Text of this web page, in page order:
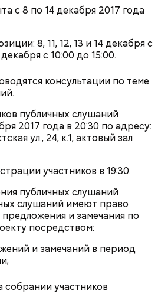
с 8 по 14 декабря 2017 года
8, 11, 12, 13 и 14 декабря с
декабря с 10:00 до 15:00.
консультации по теме
публичных слушаний
2017 года в 20:30 по адресу:
ул., 24, к.1, актовый зал
участников в 19:30.
публичных слушаний
слушаний имеют право
и замечания по
посредством:
и замечаний в период
участников
помещения для полноценного
проекте уделено доступности
смогут попасть во все
булгаковской
здание будут организованы с
входная площадка
под навесом, а тамбуры входа
с последовательным
дверей.